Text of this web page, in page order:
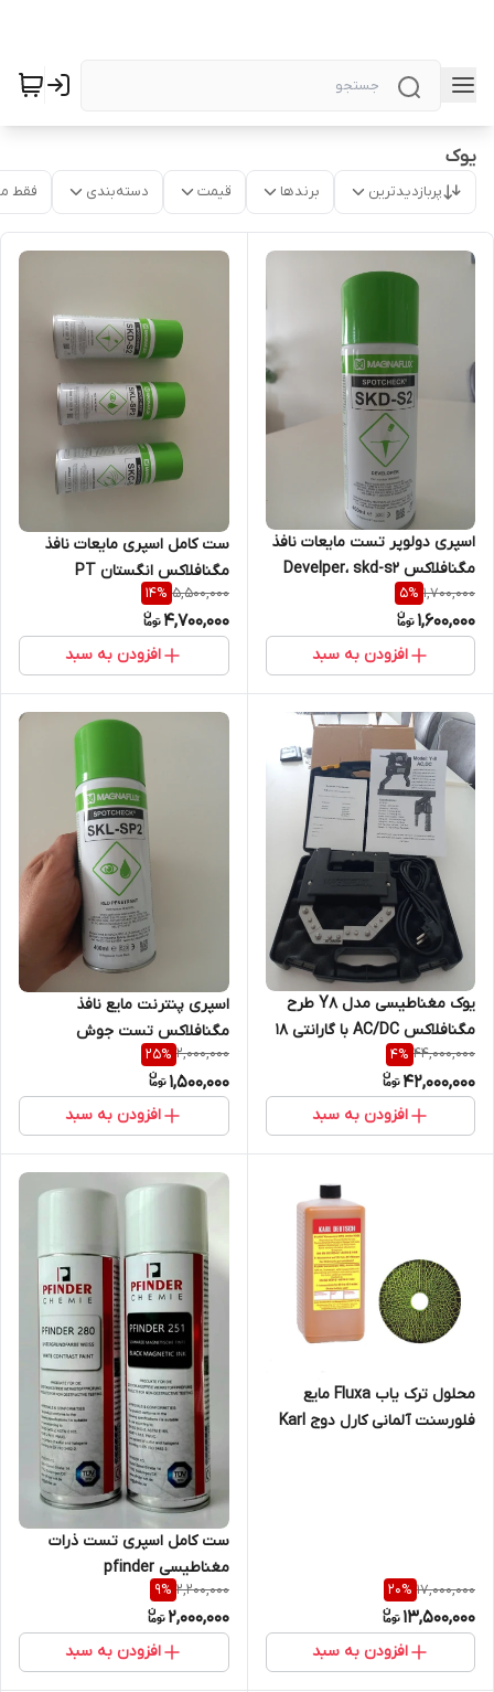
یوک
پربازدیدترین برندها قیمت دسته‌بندی فقط
اسپری دولوپر تست مایعات نافذ
مگنافلاکس Develper، skd-s2
1,700,000
5%
1,600,000
افزودن به سبد
ست کامل اسپری مایعات نافذ
مگنافلاکس انگستان PT
5,500,000
14%
4,700,000
افزودن به سبد
یوک مغناطیسی مدل Y8 طرح
مگنافلاکس AC/DC با گارانتی 18
ماهه( نمایندگی اصلی جوش آزما
تجهیز 09120741826)
44,000,000
4%
42,000,000
افزودن به سبد
اسپری پنترنت مایع نافذ
مگنافلاکس تست جوش
انگستان، penetrant
2,000,000
25%
1,500,000
افزودن به سبد
محلول ترک یاب Fluxa مایع
فلورسنت آلمانی کارل دوج Karl
17,000,000
20%
13,500,000
افزودن به سبد
ست کامل اسپری تست ذرات
مغناطیسی pfinder
2,200,000
9%
2,000,000
افزودن به سبد